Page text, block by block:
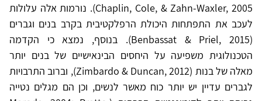
Chaplin, Cole, & Zahn-Waxler, 2005). נורמות אלה עלולות
לעכב את התפתחות היכולת הרפלקטיבית בקרב בנים וגברים
(Benbassat & Priel, 2015). בנוסף, נמצא כי הקדמה
הטכנולוגית משפיעה על היחסים הבינאישיים של בנים יותר
מאלה של בנות (Zimbardo & Duncan, 2012), וברוב התרבויות
לגברים עדיין יש יותר כוח מאשר לנשים, וכן הם מגלים נטייה